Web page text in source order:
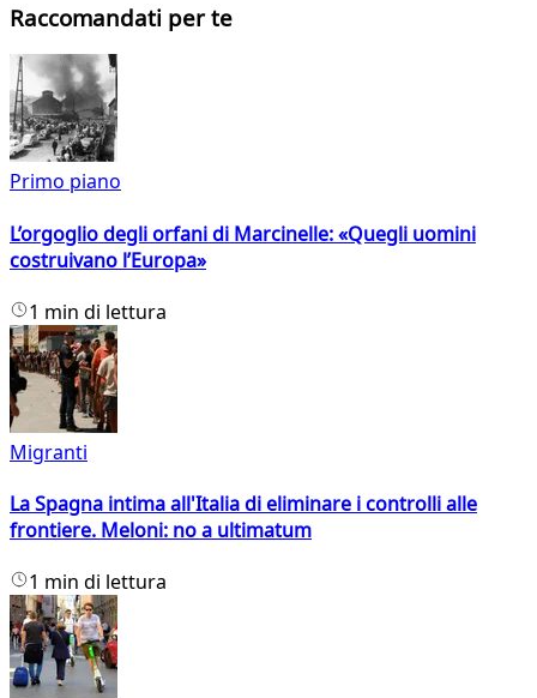
Raccomandati per te
Primo piano
L’orgoglio degli orfani di Marcinelle: «Quegli uomini
costruivano l’Europa»
1 min di lettura
Migranti
La Spagna intima all'Italia di eliminare i controlli alle
frontiere. Meloni: no a ultimatum
1 min di lettura